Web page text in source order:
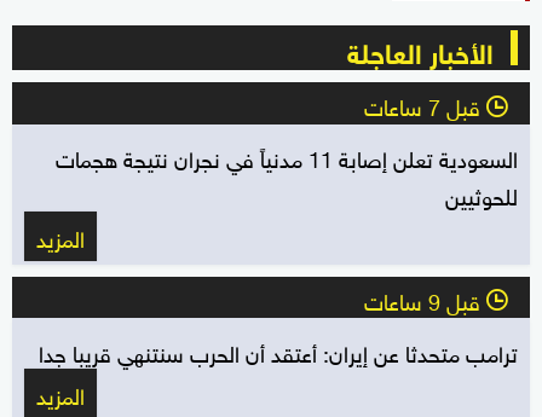
الأخبار العاجلة
l قبل 7 ساعات
السعودية تعلن إصابة 11 مدنياً في نجران نتيجة هجمات
للحوثيين
المزيد
l قبل 9 ساعات
ترامب متحدثا عن إيران: أعتقد أن الحرب سنتنهي قريبا جدا
المزيد